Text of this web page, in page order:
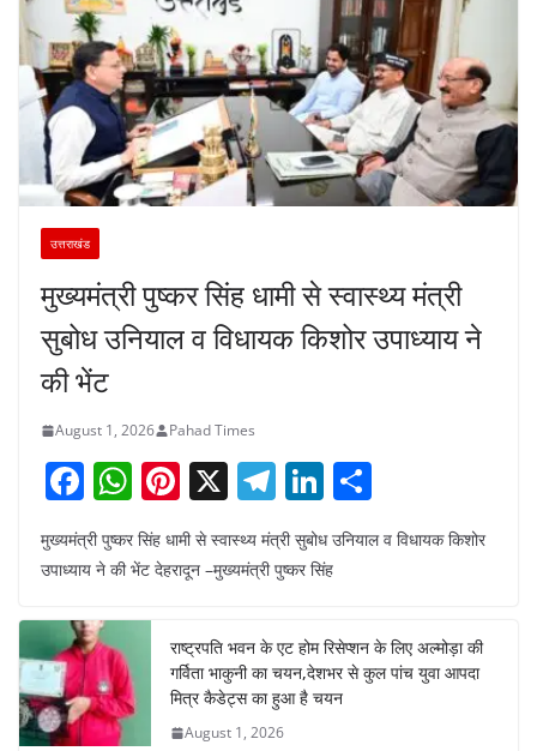
उत्तराखंड
मुख्यमंत्री पुष्कर सिंह धामी से स्वास्थ्य मंत्री
सुबोध उनियाल व विधायक किशोर उपाध्याय ने
की भेंट
August 1, 2026 Pahad Times
F
a
c
b
o
o
W
h
at
A
p
p
Pi
nt
er
e
st
X T
el
e
gr
a
m
Li
n
k
dI
n
ar
मुख्यमंत्री पुष्कर सिंह धामी से स्वास्थ्य मंत्री सुबोध उनियाल व विधायक किशोर
उपाध्याय ने की भेंट देहरादून –मुख्यमंत्री पुष्कर सिंह
राष्ट्रपति भवन के एट होम रिसेप्शन के लिए अल्मोड़ा की
गर्विता भाकुनी का चयन,देशभर से कुल पांच युवा आपदा
मित्र कैडेट्स का हुआ है चयन
August 1, 2026